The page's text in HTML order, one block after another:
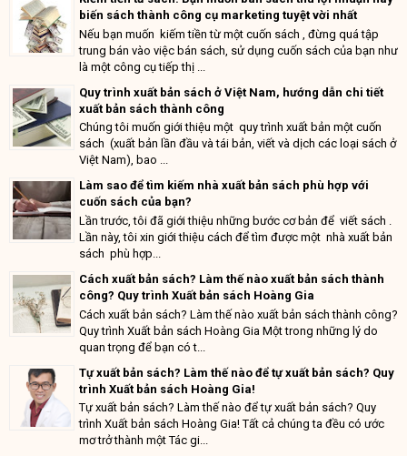
biến sách thành công cụ marketing tuyệt vời nhất
Nếu bạn muốn kiếm tiền từ một cuốn sách , đừng quá tập
trung bán vào việc bán sách, sử dụng cuốn sách của bạn như
là một công cụ tiếp thị ...
Quy trình xuất bản sách ở Việt Nam, hướng dẫn chi tiết
xuất bản sách thành công
Chúng tôi muốn giới thiệu một quy trình xuất bản một cuốn
sách (xuất bản lần đầu và tái bản, viết và dịch các loại sách ở
Việt Nam), bao ...
Làm sao để tìm kiếm nhà xuất bản sách phù hợp với
cuốn sách của bạn?
Lần trước, tôi đã giới thiệu những bước cơ bản để viết sách .
Lần này, tôi xin giới thiệu cách để tìm được một nhà xuất bản
sách phù hợp...
Cách xuất bản sách? Làm thế nào xuất bản sách thành
công? Quy trình Xuất bản sách Hoàng Gia
Cách xuất bản sách? Làm thế nào xuất bản sách thành công?
Quy trình Xuất bản sách Hoàng Gia Một trong những lý do
quan trọng để bạn có t...
Tự xuất bản sách? Làm thế nào để tự xuất bản sách? Quy
trình Xuất bản sách Hoàng Gia!
Tự xuất bản sách? Làm thế nào để tự xuất bản sách? Quy
trình Xuất bản sách Hoàng Gia! Tất cả chúng ta đều có ước
mơ trở thành một Tác gi...